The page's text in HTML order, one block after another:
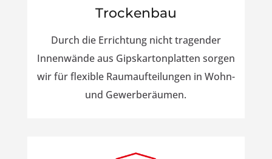
Trockenbau
Durch die Errichtung nicht tragender
Innenwände aus Gipskartonplatten sorgen
wir für flexible Raumaufteilungen in Wohn-
und Gewerberäumen.